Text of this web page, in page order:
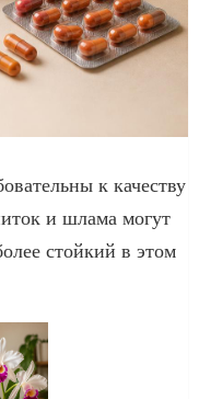
к качеству
и шлама могут
стойкий в этом